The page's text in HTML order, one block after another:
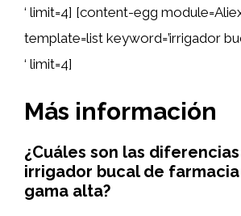
‘ limit=4] [content-egg
template=list keyword=’irrigador
‘ limit=4]
Más información
¿Cuáles son las
irrigador bucal de farmacia
gama alta?